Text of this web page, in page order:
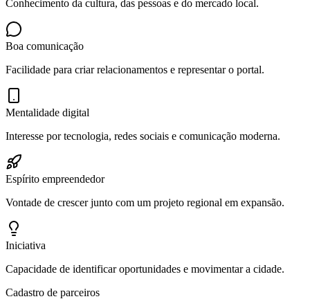
Conhecimento da cultura, das pessoas e do mercado local.
Boa comunicação
Facilidade para criar relacionamentos e representar o portal.
Mentalidade digital
Interesse por tecnologia, redes sociais e comunicação moderna.
Espírito empreendedor
Vontade de crescer junto com um projeto regional em expansão.
Iniciativa
Capacidade de identificar oportunidades e movimentar a cidade.
Cadastro de parceiros